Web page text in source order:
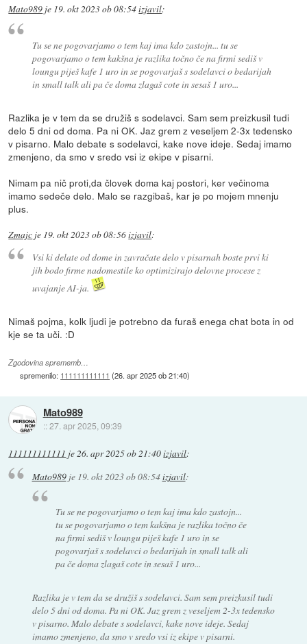
Mato989 je 19. okt 2023 ob 08:54izjavil:
Tu se ne pogovarjamo o tem kaj ima kdo zastojn... tu se
pogovarjamo o tem kakšna je razlika točno če na firmi sediš v
loungu piješ kafe 1 uro in se pogovarjaš s sodelavci o bedarijah
in small talk ali pa če doma zlagaš cote in sesaš 1 uro...
Razlika je v tem da se družiš s sodelavci. Sam sem preizkusil tudi
delo 5 dni od doma. Pa ni OK. Jaz grem z veseljem 2-3x tedensko
v pisarno. Malo debate s sodelavci, kake nove ideje. Sedaj imamo
zmenjeno, da smo v sredo vsi iz ekipe v pisarni.
Nimam pa nič proti,da človek doma kaj postori, ker večinoma
imamo sedeče delo. Malo se razgibaš, kar je po mojem mnenju
plus.
Zmajc je 19. okt 2023 ob 08:56izjavil:
Vsi ki delate od dome in zavračate delo v pisarnah boste prvi ki
jih bodo firme nadomestile ko optimizirajo delovne procese z
uvajanje AI-ja.
Nimaš pojma, kolk ljudi je potrebno da furaš enega chat bota in od
kje se ta uči. :D
Zgodovina sprememb…
spremenilo: 111111111111 (26. apr 2025 ob 21:40)
Mato989
::27. apr 2025, 09:39
111111111111 je26. apr 2025 ob 21:40izjavil:
Mato989je 19. okt 2023 ob 08:54izjavil:
Tu se ne pogovarjamo o tem kaj ima kdo zastojn...
tu se pogovarjamo o tem kakšna je razlika točno če
na firmi sediš v loungu piješ kafe 1 uro in se
pogovarjaš s sodelavci o bedarijah in small talk ali
pa če doma zlagaš cote in sesaš 1 uro...
Razlika je v tem da se družiš s sodelavci. Sam sem preizkusil tudi
delo 5 dni od doma. Pa ni OK. Jaz grem z veseljem 2-3x tedensko
v pisarno. Malo debate s sodelavci, kake nove ideje. Sedaj
imamo zmenjeno, da smo v sredo vsi iz ekipe v pisarni.